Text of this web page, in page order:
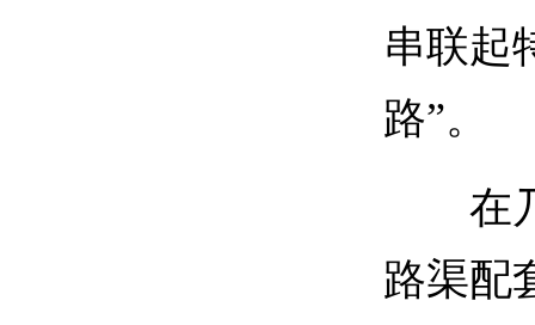
串联起
路”。
在乃
路渠配